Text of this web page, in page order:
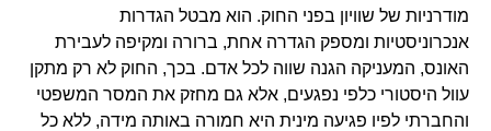
מודרניות של שוויון בפני החוק. הוא מבטל הגדרות
אנכרוניסטיות ומספק הגדרה אחת, ברורה ומקיפה לעבירת
האונס, המעניקה הגנה שווה לכל אדם. בכך, החוק לא רק מתקן
עוול היסטורי כלפי נפגעים, אלא גם מחזק את המסר המשפטי
והחברתי לפיו פגיעה מינית היא חמורה באותה מידה, ללא כל